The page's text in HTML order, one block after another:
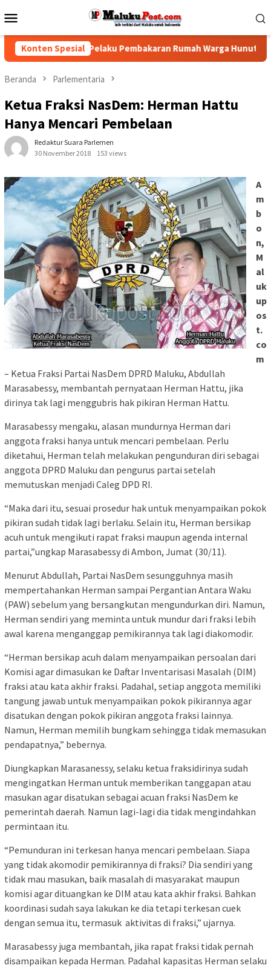
ke
Mobile
Konten Spesial
Tindak Pelaku Pembakaran Rumah Warga Hunuth
Beranda Parlementaria
Ketua Fraksi NasDem: Herman Hattu
Hanya Mencari Pembelaan
Redaktur Suara Parlemen
30 November 2018
153 views
A
m
b
o
n,
M
al
uk
up
os
t.
co
m
– Ketua Fraksi Partai NasDem DPRD Maluku, Abdullah
Marasabessy, membantah pernyataan Herman Hattu, jika
dirinya tak lagi menggubris hak pikiran Herman Hattu.
Marasabessy mengaku, alasan mundurnya Herman dari
anggota fraksi hanya untuk mencari pembelaan. Perlu
diketahui, Herman telah melakukan pengunduran diri sebagai
anggota DPRD Maluku dan pengurus partai setelah
memutuskan menjadi Caleg DPD RI.
“Maka dari itu, sesuai prosedur hak untuk menyampaikan pokok
pikiran sudah tidak lagi berlaku. Selain itu, Herman bersikap
acuh untuk mengikuti rapat fraksi maupun agenda internal
partai,”ungkap Marasabessy di Ambon, Jumat (30/11).
Menurut Abdullah, Partai NasDem sesungguhnya masih
mempertahankan Herman sampai Pergantian Antara Waku
(PAW) sebelum yang bersangkutan mengundurkan diri. Namun,
Herman sendiri yang meminta untuk mundur dari fraksi lebih
awal karena menganggap pemikirannya tak lagi diakomodir.
“Herman bersikap acuh dalam menyampaikan persoalan dari
Komisi agar dimasukan ke Daftar Inventarisasi Masalah (DIM)
fraksi atau kata akhir fraksi. Padahal, setiap anggota memiliki
tangung jawab untuk menyampaikan pokok pikirannya agar
disatukan dengan pokok pikiran anggota fraksi lainnya.
Namun, Herman memilih bungkam sehingga tidak memasukan
pendapatnya,” bebernya.
Diungkapkan Marasanessy, selaku ketua fraksidirinya sudah
mengingatkan Herman untuk memberikan tanggapan atau
masukan agar disatukan sebagai acuan fraksi NasDem ke
pemerintah daerah. Namun lagi-lagi dia tidak mengindahkan
permintaan itu.
“Pemunduran ini terkesan hanya mencari pembelaan. Siapa
yang tidak akomodir pemikirannya di fraksi? Dia sendiri yang
tidak mau masukan, baik masalah di masyarakat maupun
komisi agar dituangkan ke DIM atau kata akhir fraksi. Bahkan
koordinasi sudah saya lakukan ke dia tetapi terkesan cuek
dengan semua itu, termasuk aktivitas di fraksi,” ujarnya.
Marasabessy juga membantah, jika rapat fraksi tidak pernah
disampaikan kepada Herman. Padahal kapasitas Herman selaku